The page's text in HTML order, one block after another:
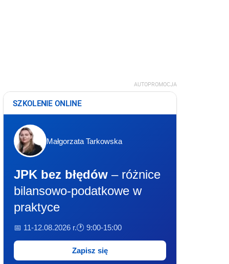
AUTOPROMOCJA
SZKOLENIE ONLINE
Małgorzata Tarkowska
JPK bez błędów – różnice
bilansowo-podatkowe w
praktyce
📅 11-12.08.2026 r.🕐 9:00-15:00
Zapisz się